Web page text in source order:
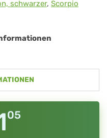
schwarzer, Scorpio
05